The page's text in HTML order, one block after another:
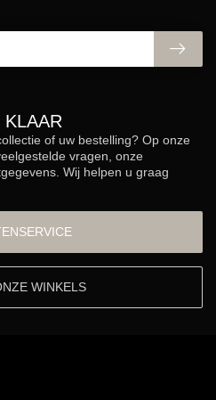
of uw bestelling? Op onze
vragen, onze
Wij helpen u graag
WINKELS